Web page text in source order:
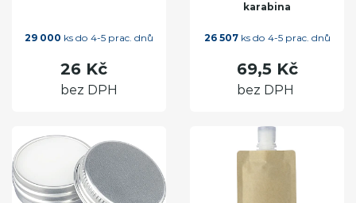
29 000 ks do 4-5 prac. dnů
26 Kč
bez DPH
karabina
26 507ks do 4-5 prac. dnů
69,5 Kč
bez DPH